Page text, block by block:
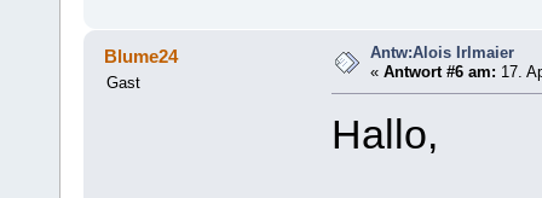
Blume24
Gast
Antw:Alois Irlmaier
«Antwort #6 am: 17.
Hallo,